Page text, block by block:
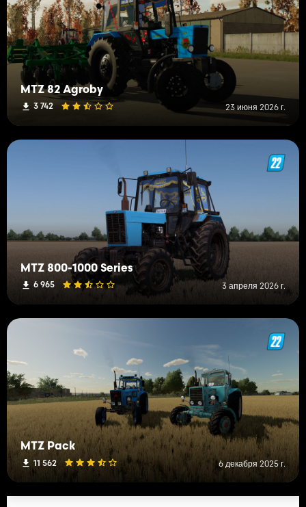
MTZ 82 Agroby
3 742 23 июня 2026 г.
MTZ 800-1000 Series
6 965 3 апреля 2026 г.
MTZ Pack
11 562 6 декабря 2025 г.